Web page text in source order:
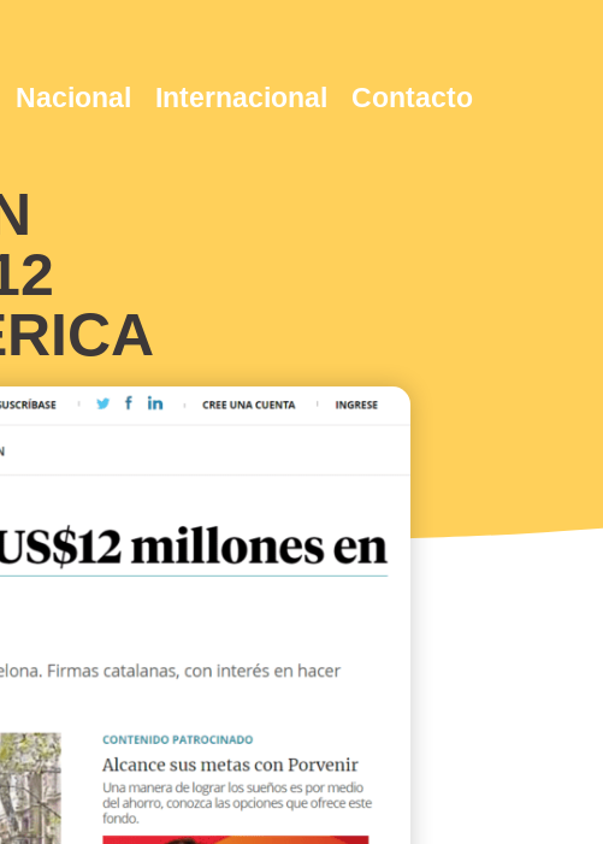
Nacional Internacional Contacto